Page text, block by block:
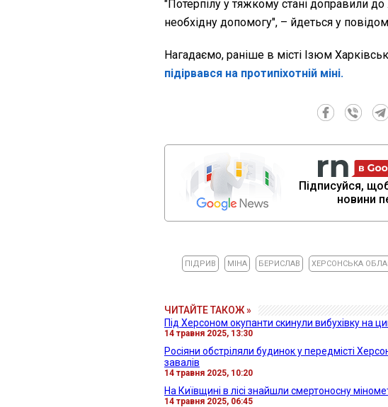
"Потерпілу у тяжкому стані доправили
необхідну допомогу", – йдеться у
Нагадаємо, раніше в місті Ізюм
підірвався на протипіхотній міні.
Підписуйся,
новини
ПІДРИВ МІНА БЕРИСЛАВ ХЕРСОНСЬКА
ЧИТАЙТЕ ТАКОЖ »
Під Херсоном окупанти скинули вибухівку на
14 травня 2025, 13:30
Росіяни обстріляли будинок у передмісті
завалів
14 травня 2025, 10:20
На Київщині в лісі знайшли смертоносну
14 травня 2025, 06:45